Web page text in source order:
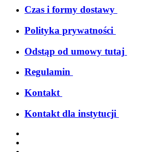
Czas i formy dostawy
Polityka prywatności
Odstąp od umowy tutaj
Regulamin
Kontakt
Kontakt dla instytucji